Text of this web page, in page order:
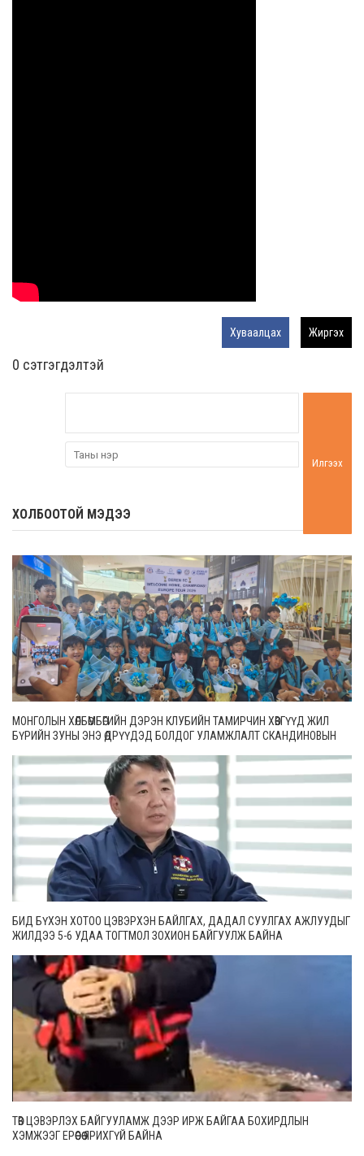
Хуваалцах Жиргэх
0 cэтгэгдэлтэй
Илгээх
ХОЛБООТОЙ МЭДЭЭ
МОНГОЛЫН ХӨЛБӨМБӨГИЙН ДЭРЭН КЛУБИЙН ТАМИРЧИН ХӨВГҮҮД ЖИЛ
БҮРИЙН ЗУНЫ ЭНЭ ӨДРҮҮДЭД БОЛДОГ УЛАМЖЛАЛТ СКАНДИНОВЫН
БИД БҮХЭН ХОТОО ЦЭВЭРХЭН БАЙЛГАХ, ДАДАЛ СУУЛГАХ АЖЛУУДЫГ
ЖИЛДЭЭ 5-6 УДАА ТОГТМОЛ ЗОХИОН БАЙГУУЛЖ БАЙНА
ТӨВ ЦЭВЭРЛЭХ БАЙГУУЛАМЖ ДЭЭР ИРЖ БАЙГАА БОХИРДЛЫН
ХЭМЖЭЭГ ЕРӨӨСӨӨ ЯРИХГҮЙ БАЙНА